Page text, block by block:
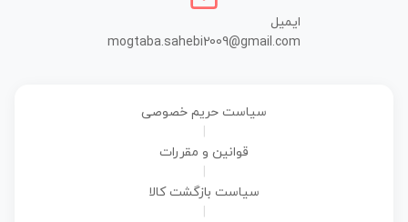
ایمیل
mogtaba.sahebi2009@gmail.com
سیاست حریم خصوصی
قوانین و مقررات
سیاست بازگشت کالا